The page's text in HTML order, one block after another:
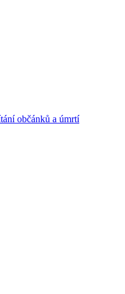
občánků a úmrtí